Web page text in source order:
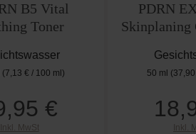
B5 Vital
Toner
(7,13 € / 100 ml)
Regulärer Preis:
€
Inkl. MwSt
PDRN
Skinplaning
50 ml
Inkl.